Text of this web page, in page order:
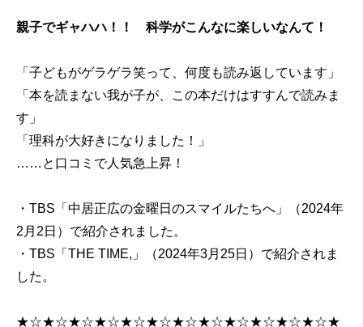
親子でギャハハ！！ 科学がこんなに楽しいなんて！
「子どもがゲラゲラ笑って、何度も読み返しています」
「本を読まない我が子が、この本だけはすすんで読みま
す」
「理科が大好きになりました！」
……と口コミで人気急上昇！
・TBS「中居正広の金曜日のスマイルたちへ」（2024年
2月2日）で紹介されました。
・TBS「THE TIME,」（2024年3月25日）で紹介されま
した。
★☆★☆★☆★☆★☆★☆★☆★☆★☆★☆★☆★☆★